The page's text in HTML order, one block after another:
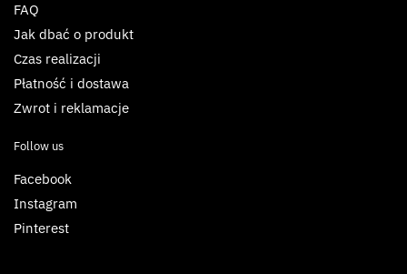
FAQ
Jak dbać o produkt
Czas realizacji
Płatność i dostawa
Zwrot i reklamacje
Follow us
Facebook
Instagram
Pinterest